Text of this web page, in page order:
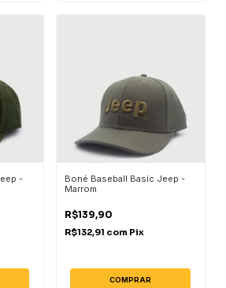
-
Boné Baseball Basic Jeep -
Marrom
R$139,90
R$132,91 com Pix
COMPRAR